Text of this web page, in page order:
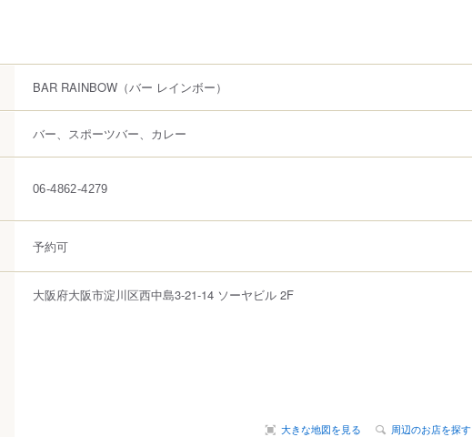
BAR RAINBOW （バー レインボー）
バー、スポーツバー、カレー
06-4862-4279
予約可
大阪府大阪市淀川区西中島3-21-14 ソーヤビル 2F
大きな地図を見る 周辺のお店を探す